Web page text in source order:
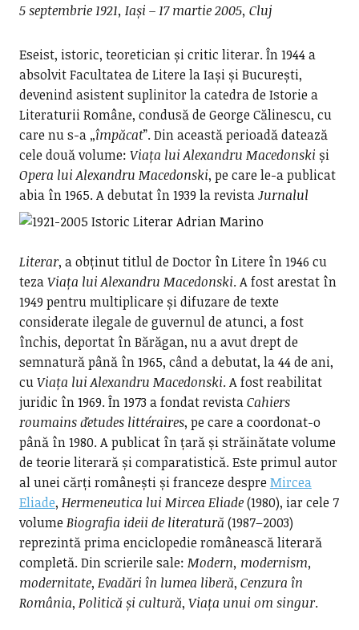
5 septembrie 1921, Iași – 17 martie 2005, Cluj
Eseist, istoric, teoretician și critic literar. În 1944 a
absolvit Facultatea de Litere la Iași și București,
devenind asistent suplinitor la catedra de Istorie a
Literaturii Române, condusă de George Călinescu, cu
care nu s-a „împăcat”. Din această perioadă datează
cele două volume: Viața lui Alexandru Macedonski și
Opera lui Alexandru Macedonski, pe care le-a publicat
abia în 1965.A debutat în 1939 la revistaJurnalul
Literar, a obținut titlul de Doctor în Litere în 1946 cu
tezaViața lui Alexandru Macedonski. A fost arestat în
1949 pentru multiplicare și difuzare de texte
considerate ilegale de guvernul de atunci, a fost
închis, deportat în Bărăgan, nu a avut drept de
semnatură până în 1965, când a debutat, la 44 de ani,
cuViața lui Alexandru Macedonski. A fost reabilitat
juridic în 1969. În 1973 a fondat revistaCahiers
roumains ďetudes littéraires, pe care a coordonat-o
până în 1980. A publicat în țară și străinătate volume
de teorie literară și comparatistică. Este primul autor
al unei cărți românești și franceze despreMircea
Eliade, Hermeneutica lui Mircea Eliade(1980), iar cele 7
volumeBiografia ideii de literatură (1987–2003)
reprezintă prima enciclopedie românească literară
completă. Din scrierile sale: Modern, modernism,
modernitate, Evadări în lumea liberă, Cenzura în
România, Politică și cultură, Viața unui om singur.